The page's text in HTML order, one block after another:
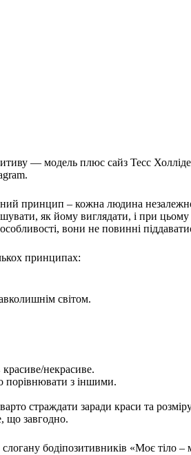
— модель плюс сайз Тесс
принцип – кожна людина
як йому виглядати, і при
вони не повинні
принципах:
світом.
некрасиве.
порівнювати з іншими.
страждати заради краси та
що завгодно.
бодіпозитивників «Моє тіло –